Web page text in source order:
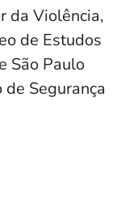
da Violência,
de Estudos
São Paulo
de Segurança